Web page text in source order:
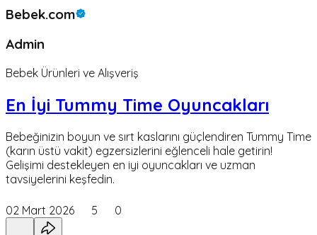
Bebek.com
Admin
Bebek Ürünleri ve Alışveriş
En İyi Tummy Time Oyuncakları
Bebeğinizin boyun ve sırt kaslarını güçlendiren Tummy Time
(karın üstü vakit) egzersizlerini eğlenceli hale getirin!
Gelişimi destekleyen en iyi oyuncakları ve uzman
tavsiyelerini keşfedin.
02 Mart 2026 5 0